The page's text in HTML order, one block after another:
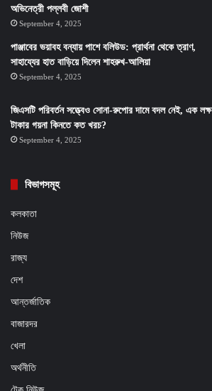
অভিনেত্রী পল্লবী জোশী
September 4, 2025
পাঞ্জাবের ভয়াবহ বন্যায় পাশে বলিউড: প্রার্থনা থেকে ত্রাণ,
সাহায্যের হাত বাড়িয়ে দিলেন শাহরুখ-আলিয়া
September 4, 2025
জিএসটি পরিবর্তন সত্ত্বেও সোনা-রুপোর দামে বদল নেই, এক লক্ষ
টাকার গয়না কিনতে কত খরচ?
September 4, 2025
বিভাগসমূহ
কলকাতা
নিউজ
রাজ্য
দেশ
আন্তর্জাতিক
বাজারদর
খেলা
অর্থনীতি